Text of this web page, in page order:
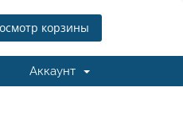
корзины
Аккаунт